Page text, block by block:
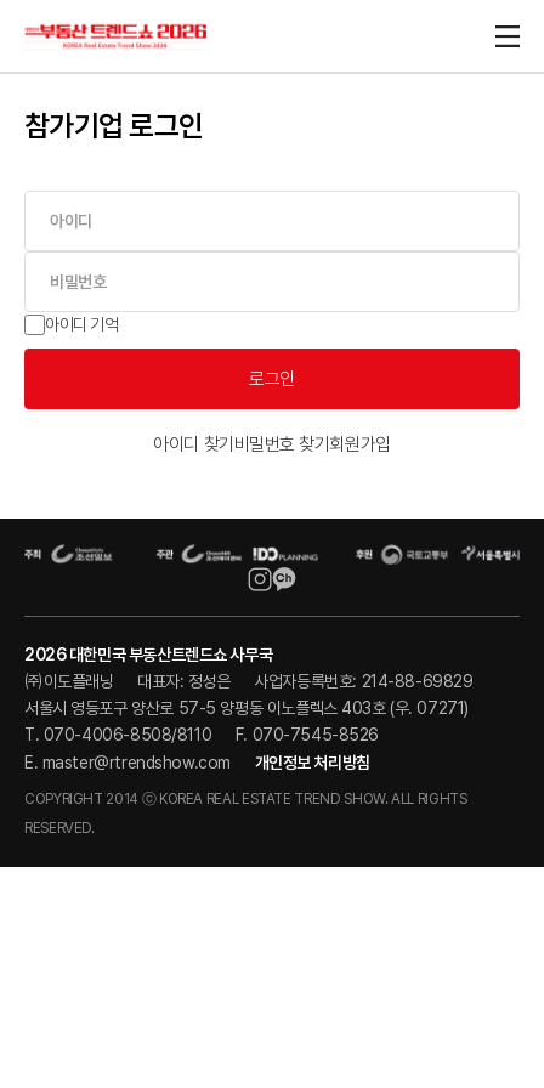
참가기업 로그인
아이디 기억
로그인
아이디 찾기 비밀번호 찾기 회원가입
2026 대한민국 부동산트렌드쇼 사무국
㈜이도플래닝
대표자: 정성은
사업자등록번호: 214-88-69829
서울시 영등포구 양산로 57-5 양평동 이노플렉스 403호 (우. 07271)
T. 070-4006-8508/8110
F. 070-7545-8526
E. master@rtrendshow.com 개인정보 처리방침
COPYRIGHT 2014 ⓒ KOREA REAL ESTATE TREND SHOW. ALL RIGHTS
RESERVED.